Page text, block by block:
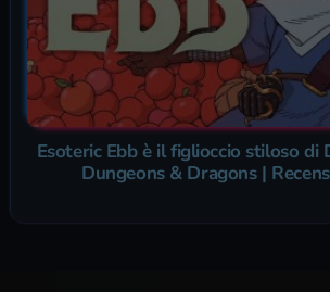
Esoteric Ebb è il figlioccio stiloso di
Dungeons & Dragons |